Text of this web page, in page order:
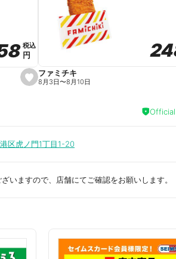
e
s
e
i
t
税込
税込
円
円
ファミチキ
8月3日〜8月10日
区虎ノ門1丁目1-20
いますので、店舗にてご確認をお願いします。